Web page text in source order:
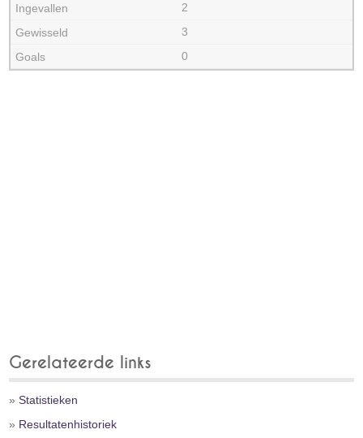
2
3
0
Gerelateerde links
»Statistieken
» Resultatenhistoriek